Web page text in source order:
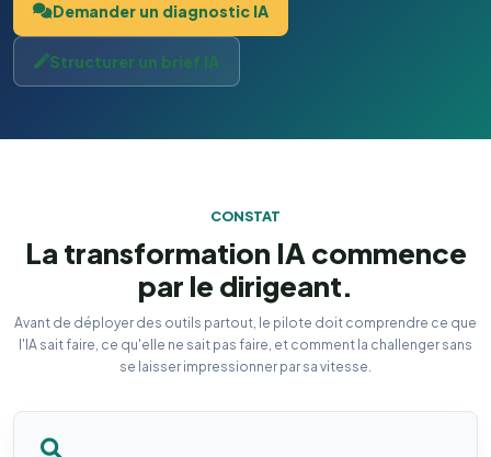
Demander un diagnostic IA
Structurer un brief IA
CONSTAT
La transformation IA commence
par le dirigeant.
Avant de déployer des outils partout, le pilote doit comprendre ce que
l'IA sait faire, ce qu'elle ne sait pas faire, et comment la challenger sans
se laisser impressionner par sa vitesse.